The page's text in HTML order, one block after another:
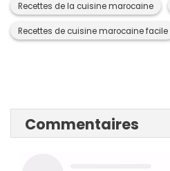
Recettes de la cuisine marocaine
Recettes de cuisine marocaine facile
Commentaires